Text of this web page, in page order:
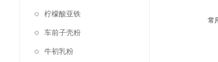
柠檬酸亚铁
车前子壳粉
牛初乳粉
常